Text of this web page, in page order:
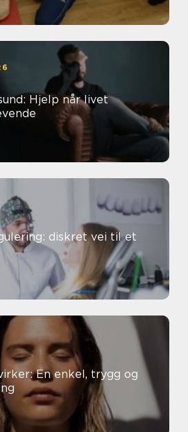
Hjelp når livet
diskret vei til et
En enkel, trygg og